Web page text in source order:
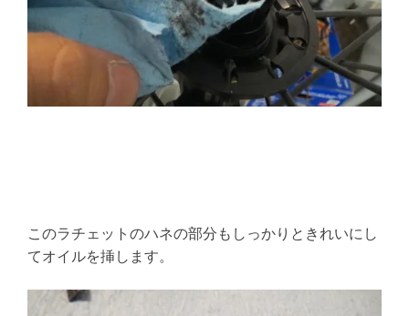
このラチェットのハネの部分もしっかりときれいにし
てオイルを挿します。